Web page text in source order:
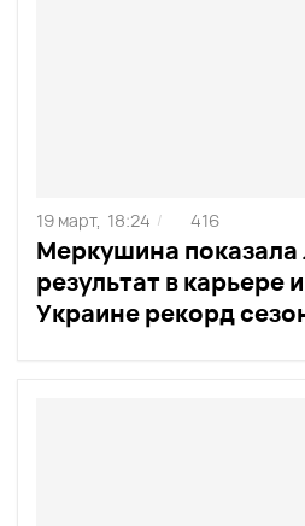
Меркушина показала
результат в карьере
Украине рекорд
19 март, 18:24 / 416